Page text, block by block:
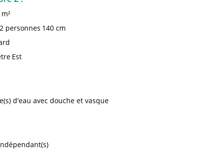
m²
personnes 140 cm
Est
d'eau avec douche et vasque